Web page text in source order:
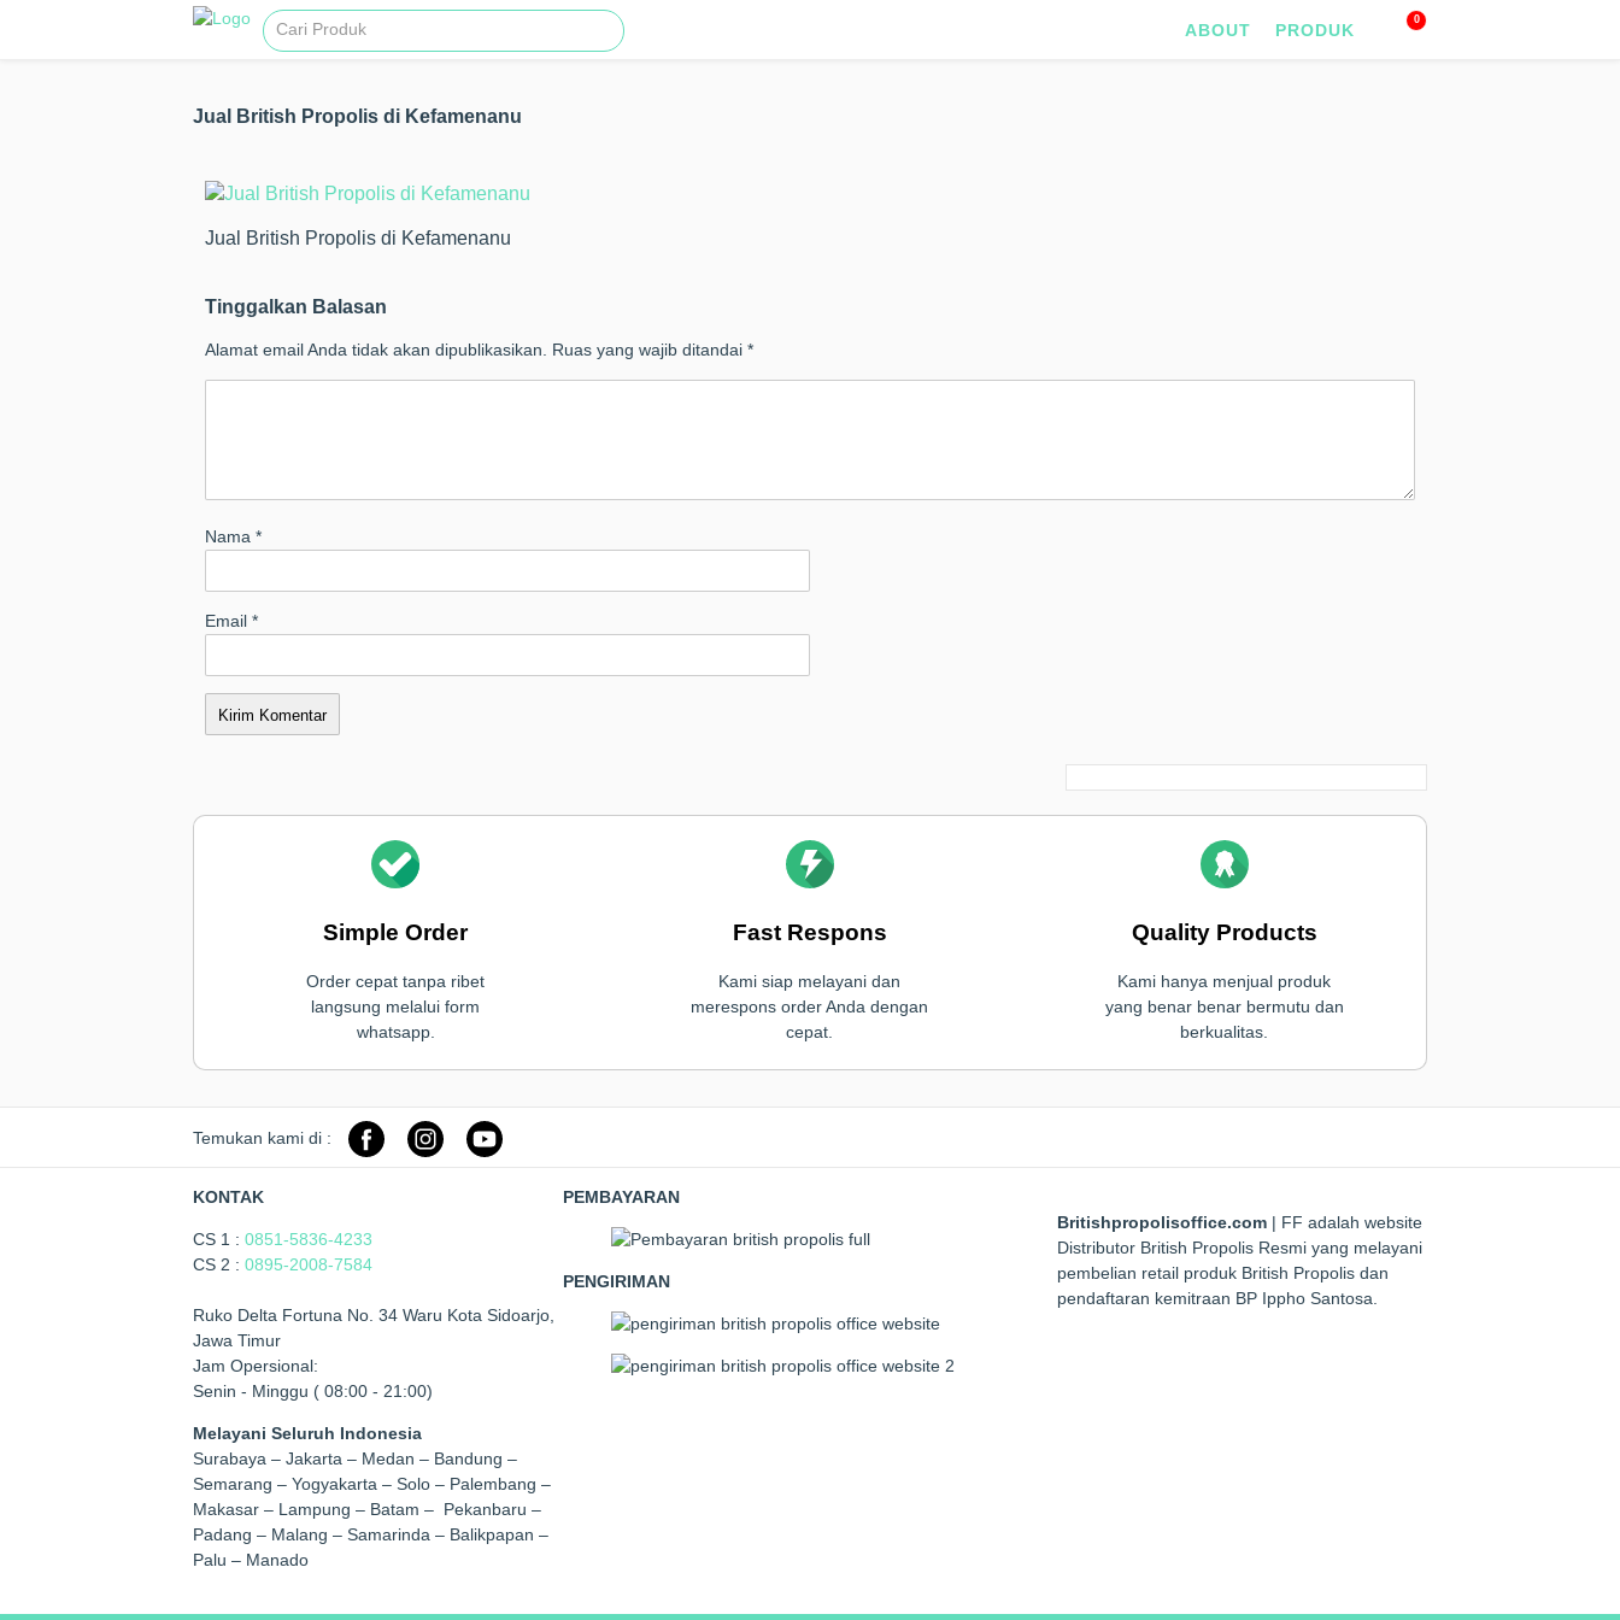
0
ABOUT PRODUK
Jual British Propolis di Kefamenanu
Jual British Propolis di Kefamenanu
Tinggalkan Balasan
Alamat email Anda tidak akan dipublikasikan. Ruas yang wajib ditandai *
Nama *
Email *
Simple Order
Order cepat tanpa ribet
langsung melalui form
whatsapp.
Fast Respons
Kami siap melayani dan
merespons order Anda dengan
cepat.
Quality Products
Kami hanya menjual produk
yang benar benar bermutu dan
berkualitas.
Temukan kami di :
KONTAK
CS 1 : 0851-5836-4233
CS 2 : 0895-2008-7584
Ruko Delta Fortuna No. 34 Waru Kota Sidoarjo,
Jawa Timur
Jam Opersional:
Senin - Minggu ( 08:00 - 21:00)
Melayani Seluruh Indonesia
Surabaya – Jakarta – Medan – Bandung –
Semarang – Yogyakarta – Solo – Palembang –
Makasar – Lampung – Batam – Pekanbaru –
Padang – Malang – Samarinda – Balikpapan –
Palu – Manado
PEMBAYARAN
PENGIRIMAN
Britishpropolisoffice.com| FF adalah website
Distributor British Propolis Resmi yang melayani
pembelian retail produk British Propolis dan
pendaftaran kemitraan BP Ippho Santosa.